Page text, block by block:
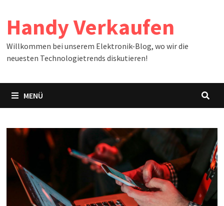
Inhalt
springen
Handy Verkaufen
Willkommen bei unserem Elektronik-Blog, wo wir die
neuesten Technologietrends diskutieren!
MENÜ